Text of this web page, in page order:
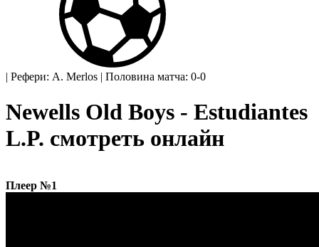
| Рефери: A. Merlos | Половина матча: 0-0
Newells Old Boys - Estudiantes
L.P. смотреть онлайн
Плеер №1